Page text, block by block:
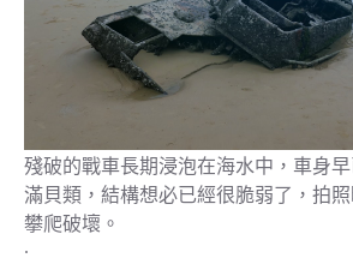
殘破的戰車長期浸泡在海水中，車身
滿貝類，結構想必已經很脆弱了，拍
攀爬破壞。
.